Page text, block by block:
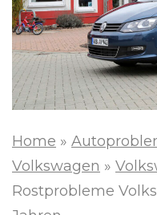
Home »
Volkswagen »
Rostprobleme